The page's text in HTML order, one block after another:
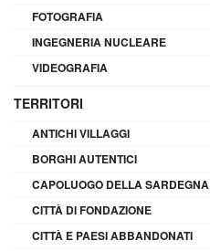
FOTOGRAFIA
INGEGNERIA NUCLEARE
VIDEOGRAFIA
TERRITORI
ANTICHI VILLAGGI
BORGHI AUTENTICI
CAPOLUOGO DELLA SARDEGNA
CITTÀ DI FONDAZIONE
CITTÀ E PAESI ABBANDONATI